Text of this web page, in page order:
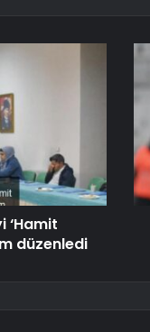
‘Hamit
düzenledi